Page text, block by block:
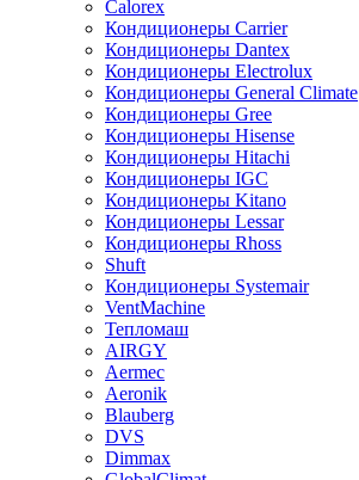
Calorex
Кондиционеры Carrier
Кондиционеры Dantex
Кондиционеры Electrolux
Кондиционеры General Climate
Кондиционеры Gree
Кондиционеры Hisense
Кондиционеры Hitachi
Кондиционеры IGC
Кондиционеры Kitano
Кондиционеры Lessar
Кондиционеры Rhoss
Shuft
Кондиционеры Systemair
VentMachine
Тепломаш
AIRGY
Aermec
Aeronik
Blauberg
DVS
Dimmax